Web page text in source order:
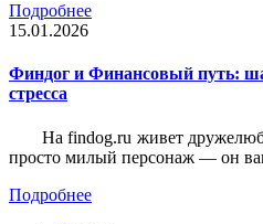
Подробнее
15.01.2026
Финдог и Финансовый путь:
стресса
На findog.ru живет
просто милый персонаж — он
Подробнее